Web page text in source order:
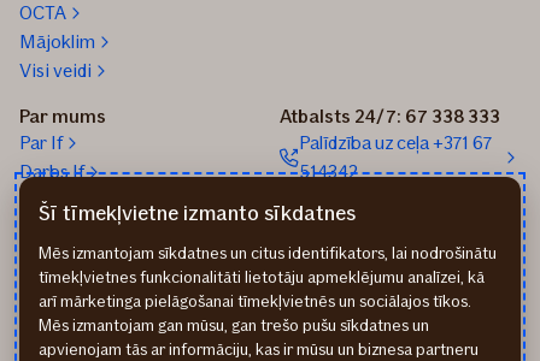
OCTA
Mājoklim
Visi veidi
Par mums
Par If
Darbs If
Medijiem
Ilgtspēja
Atbalsts 24/7: 67 338 333
Palīdzība uz ceļa +371 67
514342
Sūtīt e-pastu: info@if.lv
If Apdrošināšanas
izplatītāji
Pirmslīguma informācija
Rekvizīti
Šī tīmekļvietne izmanto sīkdatnes
Mēs izmantojam sīkdatnes un citus identifikators, lai nodrošinātu
tīmekļvietnes funkcionalitāti lietotāju apmeklējumu analīzei, kā
arī mārketinga pielāgošanai tīmekļvietnēs un sociālajos tīkos.
Mēs izmantojam gan mūsu, gan trešo pušu sīkdatnes un
apvienojam tās ar informāciju, kas ir mūsu un biznesa partneru